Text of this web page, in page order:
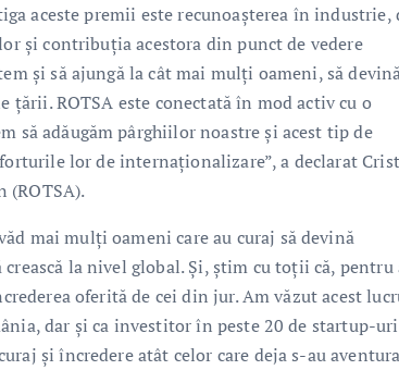
aceste premii este recunoașterea în industrie,
și contribuția acestora din punct de vedere
și să ajungă la cât mai mulți oameni, să
țării. ROTSA este conectată în mod activ cu o
să adăugăm pârghiilor noastre și acest tip de
lor de internaționalizare”, a declarat
(ROTSA).
mai mulți oameni care au curaj să devină
la nivel global. Și, știm cu toții că, pentru
oferită de cei din jur. Am văzut acest
dar și ca investitor în peste 20 de startup-
și încredere atât celor care deja s-au